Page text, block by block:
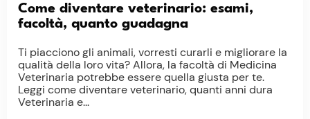
Come diventare veterinario: esami,
facoltà, quanto guadagna
Ti piacciono gli animali, vorresti curarli e migliorare la
qualità della loro vita? Allora, la facoltà di Medicina
Veterinaria potrebbe essere quella giusta per te.
Leggi come diventare veterinario, quanti anni dura
Veterinaria e...